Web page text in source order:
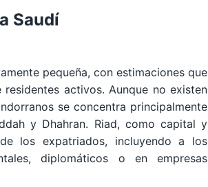
Saudí
pequeña, con estimaciones que
activos. Aunque no existen
se concentra principalmente
y Dhahran. Riad, como capital y
los expatriados, incluyendo a los
diplomáticos o en empresas